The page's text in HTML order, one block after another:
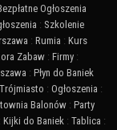
Ogłoszenia
: Szkolenie
: Rumia : Kurs
Zabaw : Firmy :
: Płyn do Baniek
: Ogłoszenia :
Balonów : Party
Kijki do Baniek : Tablica :